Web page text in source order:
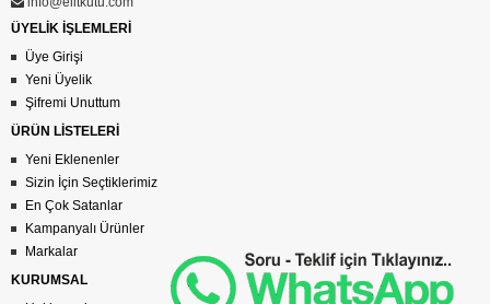
ÜYELİK İŞLEMLERİ
Üye Girişi
Yeni Üyelik
Şifremi Unuttum
ÜRÜN LİSTELERİ
Yeni Eklenenler
Sizin İçin Seçtiklerimiz
En Çok Satanlar
Kampanyalı Ürünler
Markalar
KURUMSAL